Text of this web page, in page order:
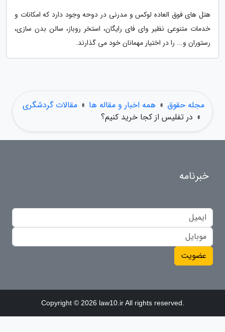
هتل های فوق العاده لوکس و مدرنی در دوحه وجود دارد که امکانات و
خدمات متنوعی نظیر وای فای رایگان، استخر روباز، سالن بدن سازی،
رستوران و... را در اختیار مهمانان خود می گذارند.
مجله حقوق » همه اخبار و مقاله ها » مقالات گردشگری
» در تفلیس از کجا خرید کنیم؟
خبرنامه
عضویت
Copyright © 2026 law10.ir All rights reserved.